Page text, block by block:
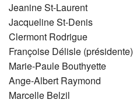
Jeanine St-Laurent
Jacqueline St-Denis
Clermont Rodrigue
Françoise Délisle (présidente)
Marie-Paule Bouthyette
Ange-Albert Raymond
Marcelle Belzil